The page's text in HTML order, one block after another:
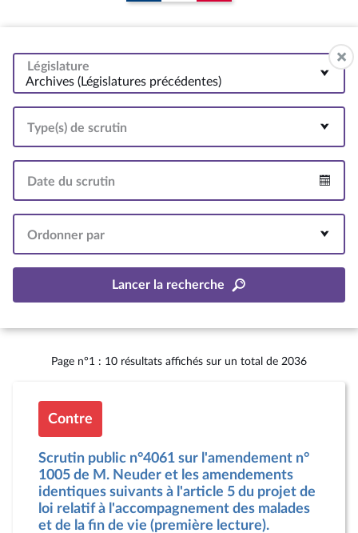
Législature
Archives (Législatures précédentes)
Type(s) de scrutin
Date du scrutin
Ordonner par
Lancer la recherche
Page n°1 : 10 résultats affichés sur un total de 2036
Contre
Scrutin public n°4061 sur l'amendement n°
1005 de M. Neuder et les amendements
identiques suivants à l'article 5 du projet de
loi relatif à l'accompagnement des malades
et de la fin de vie (première lecture).